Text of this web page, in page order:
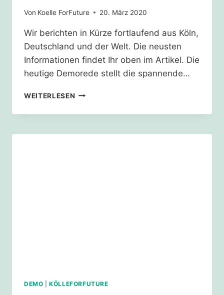
Von Koelle ForFuture 20. März 2020
Wir berichten in Kürze fortlaufend aus Köln,
Deutschland und der Welt. Die neusten
Informationen findet Ihr oben im Artikel. Die
heutige Demorede stellt die spannende…
WEITERLESEN 20.03.2020
#NETZSTREIKFUERSKLIMA
DEMO |KÖLLEFORFUTURE